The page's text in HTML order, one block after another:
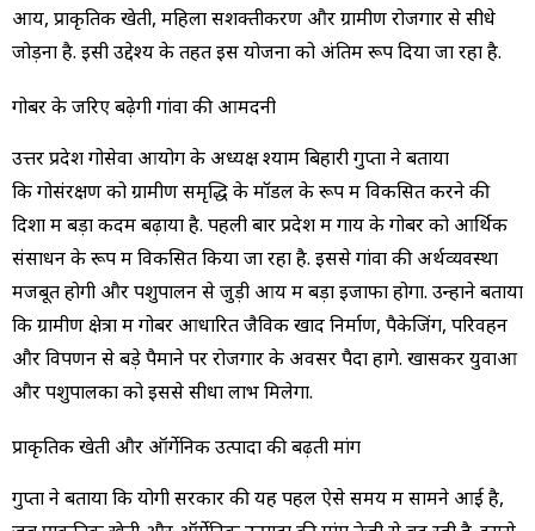
आय, प्राकृतिक खेती, महिला सशक्तीकरण और ग्रामीण रोजगार से सीधे
जोड़ना है. इसी उद्देश्य के तहत इस योजना को अंतिम रूप दिया जा रहा है.
गोबर के जरिए बढ़ेगी गांवों की आमदनी
उत्तर प्रदेश गोसेवा आयोग के अध्यक्ष श्याम बिहारी गुप्ता ने बताया
कि गोसंरक्षण को ग्रामीण समृद्धि के मॉडल के रूप में विकसित करने की
दिशा में बड़ा कदम बढ़ाया है. पहली बार प्रदेश में गाय के गोबर को आर्थिक
संसाधन के रूप में विकसित किया जा रहा है. इससे गांवों की अर्थव्यवस्था
मजबूत होगी और पशुपालन से जुड़ी आय में बड़ा इजाफा होगा. उन्होंने बताया
कि ग्रामीण क्षेत्रों में गोबर आधारित जैविक खाद निर्माण, पैकेजिंग, परिवहन
और विपणन से बड़े पैमाने पर रोजगार के अवसर पैदा होंगे. खासकर युवाओं
और पशुपालकों को इससे सीधा लाभ मिलेगा.
प्राकृतिक खेती और ऑर्गेनिक उत्पादों की बढ़ती मांग
गुप्ता ने बताया कि योगी सरकार की यह पहल ऐसे समय में सामने आई है,